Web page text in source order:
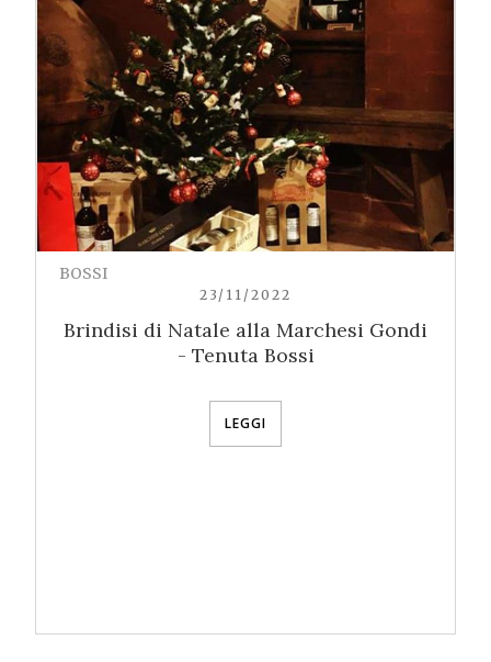
BOSSI
23/11/2022
Brindisi di Natale alla Marchesi Gondi
- Tenuta Bossi
LEGGI